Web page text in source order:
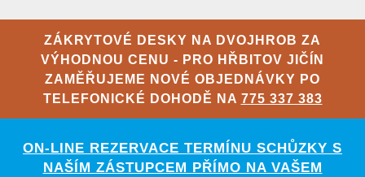
ZÁKRYTOVÉ DESKY NA DVOJHROB ZA
VÝHODNOU CENU - PRO HŘBITOV JIČÍN
ZAMĚŘUJEME NOVÉ OBJEDNÁVKY PO
TELEFONICKÉ DOHODĚ NA 775 337 383
ON-LINE REZERVACE TERMÍNU SCHŮZKY S
NAŠÍM ZÁSTUPCEM PŘÍMO NA VAŠEM